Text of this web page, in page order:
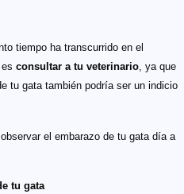
tiempo ha transcurrido en el
consultar a tu veterinario , ya que
tu gata también podría ser un indicio
el embarazo de tu gata día a
tu gata